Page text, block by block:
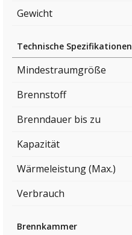
Gewicht
Technische Spezifikationen
Mindestraumgröße
Brennstoff
Brenndauer bis zu
Kapazität
Wärmeleistung (Max.)
Verbrauch
Brennkammer